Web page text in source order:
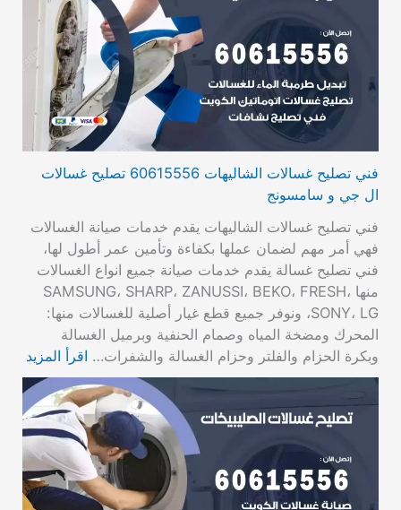
فني تصليح غسالات الشاليهات 60615556 تصليح غسالات
ال جي و سامسونج
فني تصليح غسالات الشاليهات يقدم خدمات صيانة الغسالات
فهي أمر مهم لضمان عملها بكفاءة وتأمين عمر أطول لها،
فني تصليح غسالة يقدم خدمات صيانة جميع انواع الغسالات
منها SAMSUNG، SHARP، ZANUSSI، BEKO، FRESH،
SONY، LG، ونوفر جميع قطع غيار أصلية للغسالات منها:
المحرك ومضخة المياه وصمام الحنفية وبرميل الغسالة
وبكرة الحزام والفلتر وحزام الغسالة والشفرات… اقرأ المزيد